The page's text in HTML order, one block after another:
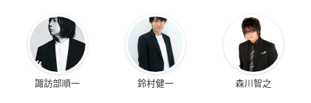
諏訪部順一 鈴村健一 森川智之